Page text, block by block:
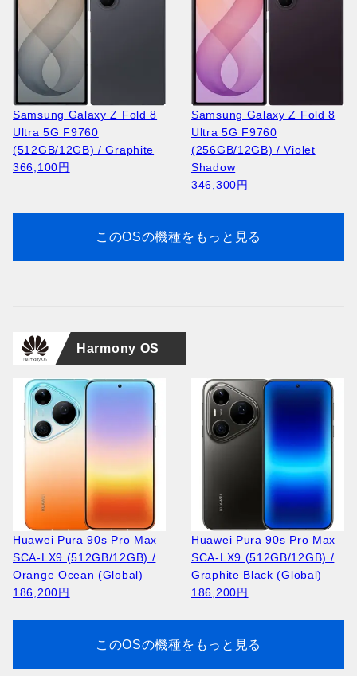
vivo X Fold 6 V2545A
(1TB/16GB) / Black Gold
(China) – Photography
Suite
343,800円
vivo X Fold 6 V2545A
(512GB/16GB) / White
(China)
269,600円
Huawei Pura 90s Pro MLN-
LX9 (512GB/12GB) /
Guava Soda (Global)
164,400円
Huawei Pura 90s Pro MLN-
LX9 (512GB/12GB) /
Coconut White (Global)
164,400円
151,300円
Apple iPhone 17 Pro A3523
(256GB/12GB ) / Silver
223,000円
Apple iPhone 17 Pro A3523
(512GB/12GB) / Silver
265,900円
Apple iPad 2025 A3355
(128GB/6GB) / Blue
91,600円
Apple iPhone 16 Pro A3083
(256GB/8GB) / White
Titanium
187,900円
NOKIA 105 2023 TA-1546 /
Black
13,400円
NOKIA 2660 Flip TA-1474 /
Blue
19,300円
Samsung Galaxy Z Fold 8
Ultra 5G F9760
(512GB/12GB) / Graphite
366,100円
Samsung Galaxy Z Fold 8
Ultra 5G F9760
(256GB/12GB) / Violet
Shadow
346,300円
このOSの機種をもっと見る
Harmony OS
Huawei Pura 90s Pro Max
SCA-LX9 (512GB/12GB) /
Orange Ocean (Global)
186,200円
Huawei Pura 90s Pro Max
SCA-LX9 (512GB/12GB) /
Graphite Black (Global)
186,200円
このOSの機種をもっと見る